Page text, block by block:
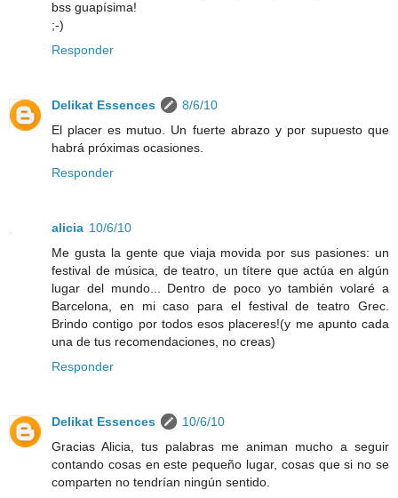
bss guapísima!
;-)
Responder
Delikat Essences
8/6/10
El placer es mutuo. Un fuerte abrazo y por supuesto que
habrá próximas ocasiones.
Responder
alicia 10/6/10
Me gusta la gente que viaja movida por sus pasiones: un
festival de música, de teatro, un títere que actúa en algún
lugar del mundo... Dentro de poco yo también volaré a
Barcelona, en mi caso para el festival de teatro Grec.
Brindo contigo por todos esos placeres!(y me apunto cada
una de tus recomendaciones, no creas)
Responder
Delikat Essences
10/6/10
Gracias Alicia, tus palabras me animan mucho a seguir
contando cosas en este pequeño lugar, cosas que si no se
comparten no tendrían ningún sentido.